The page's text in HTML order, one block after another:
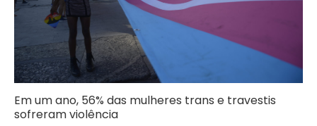
Em um ano, 56% das mulheres trans e travestis
sofreram violência